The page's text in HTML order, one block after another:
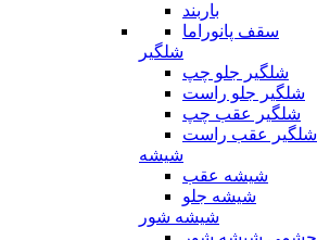
باربند
سقف پانوراما
شلگیر
شلگیر جلو چپ
شلگیر جلو راست
شلگیر عقب چپ
شلگیر عقب راست
شیشه
شیشه عقب
شیشه جلو
شیشه شور